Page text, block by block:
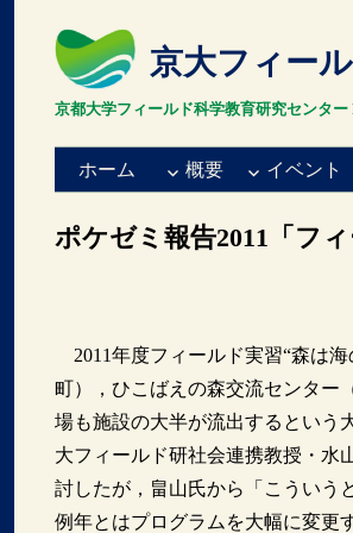
京大フィー
京都大学フィールド科学教育研究センター
ホーム 概要 イベント
ポケゼミ報告2011「フ
2011年度フィールド実習“森は
町），ひこばえの森交流センター
場も施設の大半が流出するという
大フィールド研社会連携教授・水
討したが，畠山氏から「こういう
例年とはプログラムを大幅に変更